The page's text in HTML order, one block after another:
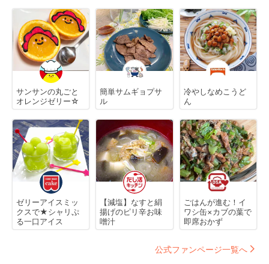
サンサンの丸ごと
オレンジゼリー☆
簡単サムギョプサ
ル
冷やしなめこうど
ん
ゼリーアイスミッ
クスで★シャリぷ
る一口アイス
【減塩】なすと絹
揚げのピリ辛お味
噌汁
ごはんが進む！イ
ワシ缶×カブの葉で
即席おかず
公式ファンページ一覧へ